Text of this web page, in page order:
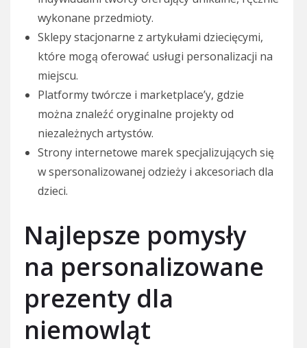
wykonane przedmioty.
Sklepy stacjonarne z artykułami dziecięcymi,
które mogą oferować usługi personalizacji na
miejscu.
Platformy twórcze i marketplace’y, gdzie
można znaleźć oryginalne projekty od
niezależnych artystów.
Strony internetowe marek specjalizujących się
w spersonalizowanej odzieży i akcesoriach dla
dzieci.
Najlepsze pomysły
na personalizowane
prezenty dla
niemowląt